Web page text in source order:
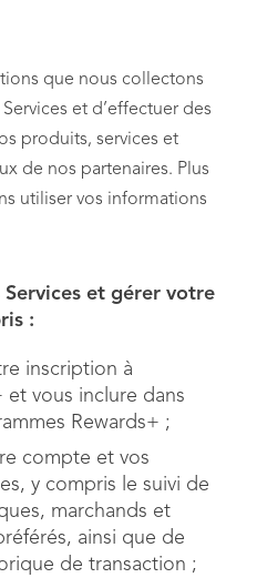
que nous collectons
et d’effectuer des
produits, services et
de nos partenaires. Plus
utiliser vos informations
Services et gérer votre
:
inscription à
et vous inclure dans
Rewards+ ;
compte et vos
y compris le suivi de
marchands et
ainsi que de
de transaction ;